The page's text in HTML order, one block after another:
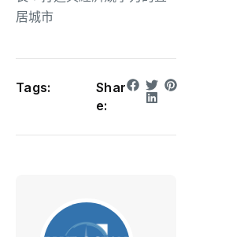
居城市
Tags:
Shar
e: